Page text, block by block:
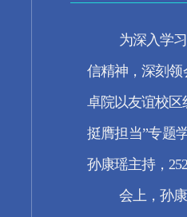
为深入学
信精神，深刻
卓院以友谊校区
挺膺担当”专题
孙康瑶主持，
会上，孙